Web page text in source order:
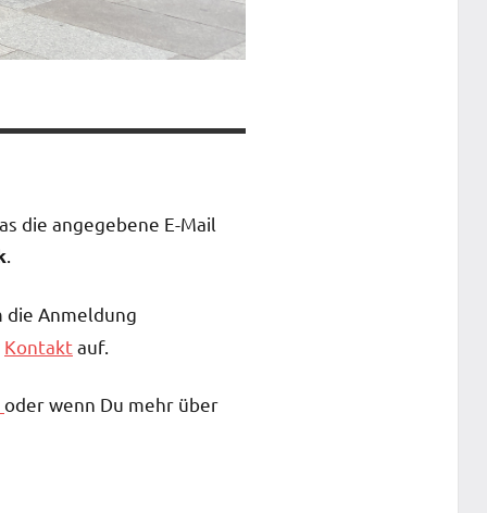
die angegebene E-Mail
.
die Anmeldung
Kontaktauf.
oder wenn Du mehr über